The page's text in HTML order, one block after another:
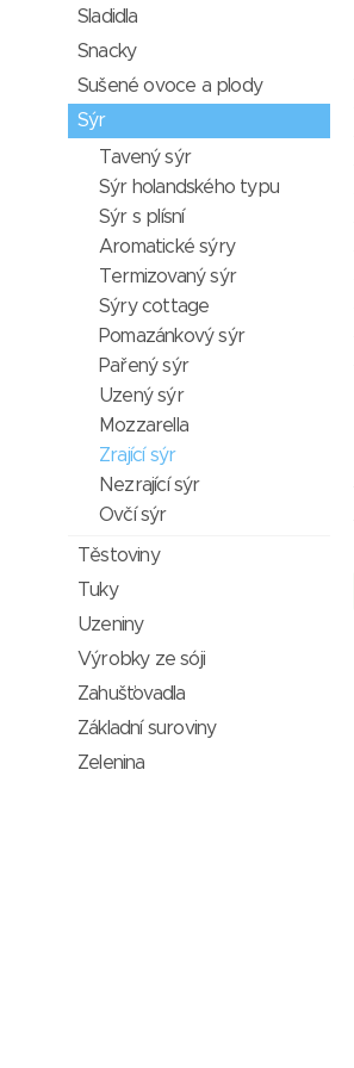
Sladidla
Snacky
Sušené ovoce a plody
Sýr
Tavený sýr
Sýr holandského typu
Sýr s plísní
Aromatické sýry
Termizovaný sýr
Sýry cottage
Pomazánkový sýr
Pařený sýr
Uzený sýr
Mozzarella
Zrající sýr
Nezrající sýr
Ovčí sýr
Těstoviny
Tuky
Uzeniny
Výrobky ze sóji
Zahušťovadla
Základní suroviny
Zelenina